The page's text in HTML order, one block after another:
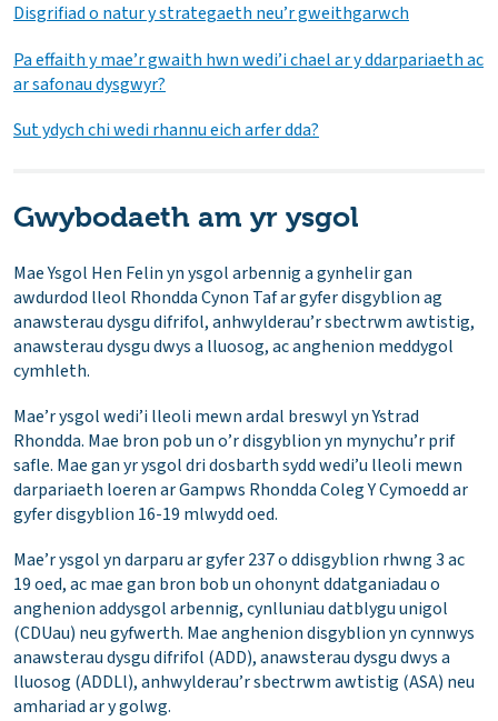
Disgrifiad o natur y strategaeth neu’r gweithgarwch
Pa effaith y mae’r gwaith hwn wedi’i chael ar y ddarpariaeth ac
ar safonau dysgwyr?
Sut ydych chi wedi rhannu eich arfer dda?
Gwybodaeth am yr ysgol
Mae Ysgol Hen Felin yn ysgol arbennig a gynhelir gan
awdurdod lleol Rhondda Cynon Taf ar gyfer disgyblion ag
anawsterau dysgu difrifol, anhwylderau’r sbectrwm awtistig,
anawsterau dysgu dwys a lluosog, ac anghenion meddygol
cymhleth.
Mae’r ysgol wedi’i lleoli mewn ardal breswyl yn Ystrad
Rhondda. Mae bron pob un o’r disgyblion yn mynychu’r prif
safle. Mae gan yr ysgol dri dosbarth sydd wedi’u lleoli mewn
darpariaeth loeren ar Gampws Rhondda Coleg Y Cymoedd ar
gyfer disgyblion 16-19 mlwydd oed.
Mae’r ysgol yn darparu ar gyfer 237 o ddisgyblion rhwng 3 ac
19 oed, ac mae gan bron bob un ohonynt ddatganiadau o
anghenion addysgol arbennig, cynlluniau datblygu unigol
(CDUau) neu gyfwerth. Mae anghenion disgyblion yn cynnwys
anawsterau dysgu difrifol (ADD), anawsterau dysgu dwys a
lluosog (ADDLl), anhwylderau’r sbectrwm awtistig (ASA) neu
amhariad ar y golwg.